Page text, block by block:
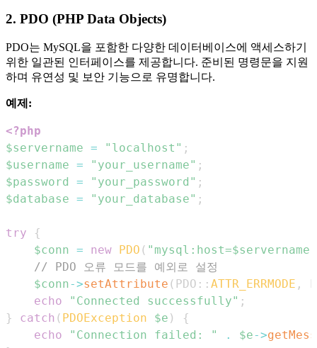
2. PDO (PHP Data Objects)
PDO는 MySQL을 포함한 다양한 데이터베이스에 액세스하기
위한 일관된 인터페이스를 제공합니다. 준비된 명령문을 지원
하며 유연성 및 보안 기능으로 유명합니다.
예제:
<?php
$servername = "localhost" ;
$username = "your_username" ;
$password
= "your_password" ;
$database = "your_database" ;
try
{
$conn = new PDO ( "mysql:host=$servername
// PDO 오류 모드를 예외로 설정
$conn->setAttribute ( PDO :: ATTR_ERRMODE ,
echo
"Connected successfully" ;
}
catch ( PDOException $e )
{
echo
"Connection failed: " . $e->